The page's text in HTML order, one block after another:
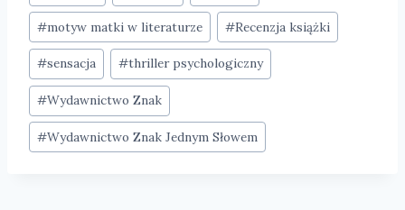
#motyw matki w literaturze #Recenzja książki
#sensacja #thriller psychologiczny
#Wydawnictwo Znak
#Wydawnictwo Znak Jednym Słowem